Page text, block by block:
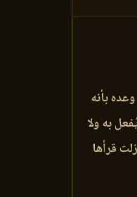
بأنه
به ولا
قرأها